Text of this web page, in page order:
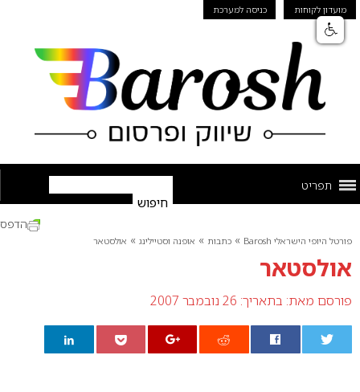
מועדון לקוחות כניסה למערכת
תפריט
פורטל היופי הישראלי Barosh » כתבות » אופנה וסטיילינג » אולסטאר
אולסטאר
פורסם מאת: בתאריך: 26 נובמבר 2007
הדפס